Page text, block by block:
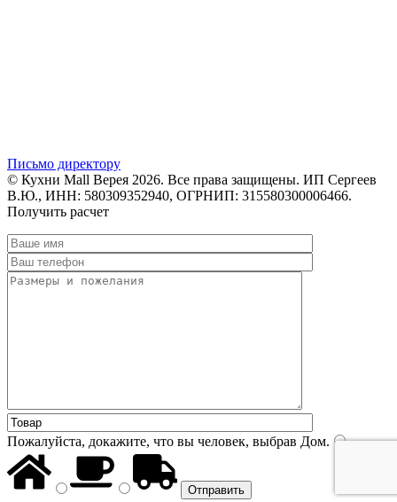
Письмо директору
© Кухни Mall Верея 2026. Все права защищены. ИП Сергеев
В.Ю., ИНН: 580309352940, ОГРНИП: 315580300006466.
Получить расчет
Пожалуйста, докажите, что вы человек, выбрав Дом.